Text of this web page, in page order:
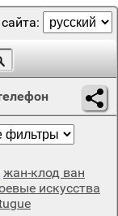
жан-клод ван
искусства